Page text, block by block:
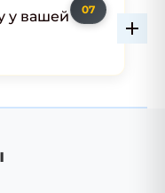
у вашей